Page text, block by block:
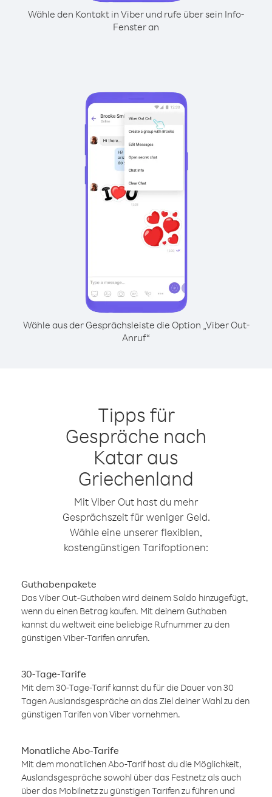
Wähle den Kontakt in Viber und rufe über sein Info-
Fenster an
Wähle aus der Gesprächsleiste die Option „Viber Out-
Anruf“
Tipps für
Gespräche nach
Katar aus
Griechenland
Mit Viber Out hast du mehr
Gesprächszeit für weniger Geld.
Wähle eine unserer flexiblen,
kostengünstigen Tarifoptionen:
Guthabenpakete
Das Viber Out-Guthaben wird deinem Saldo hinzugefügt,
wenn du einen Betrag kaufen. Mit deinem Guthaben
kannst du weltweit eine beliebige Rufnummer zu den
günstigen Viber-Tarifen anrufen.
30-Tage-Tarife
Mit dem 30-Tage-Tarif kannst du für die Dauer von 30
Tagen Auslandsgespräche an das Ziel deiner Wahl zu den
günstigen Tarifen von Viber vornehmen.
Monatliche Abo-Tarife
Mit dem monatlichen Abo-Tarif hast du die Möglichkeit,
Auslandsgespräche sowohl über das Festnetz als auch
über das Mobilnetz zu günstigen Tarifen zu führen und